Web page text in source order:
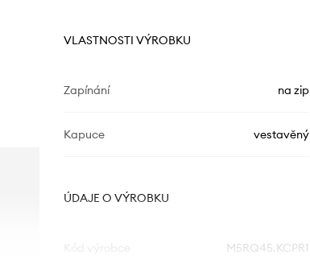
VLASTNOSTI VÝROBKU
Zapínání na zip
Kapuce vestavěný
ÚDAJE O VÝROBKU
M5RQ45.KCPR1